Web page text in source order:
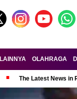
LAINNYA OLAHRAGA
The Latest News in